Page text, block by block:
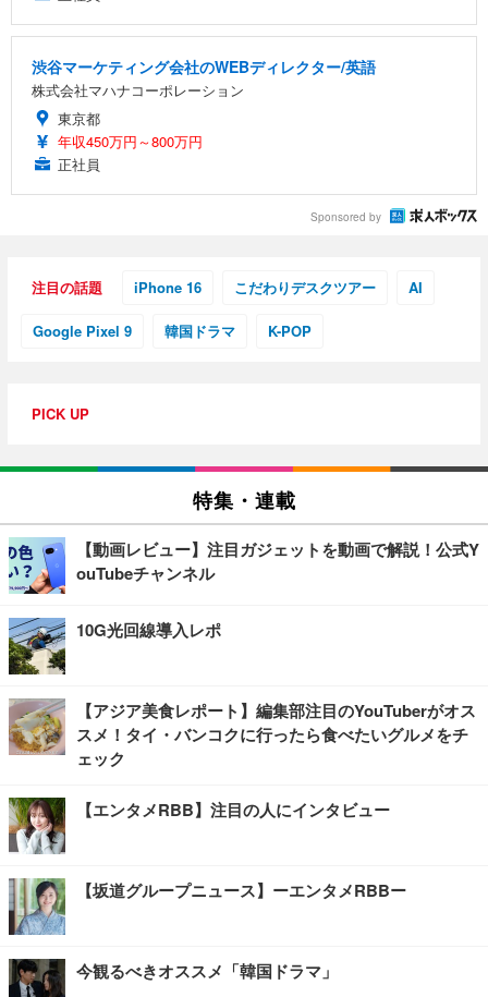
渋谷マーケティング会社のWEBディレクター/英語
株式会社マハナコーポレーション
東京都
年収450万円～800万円
正社員
Sponsored by
注目の話題 iPhone 16 こだわりデスクツアー AI
Google Pixel 9 韓国ドラマ K-POP
PICK UP
特集・連載
【動画レビュー】注目ガジェットを動画で解説！公式Y
ouTubeチャンネル
10G光回線導入レポ
【アジア美食レポート】編集部注目のYouTuberがオス
スメ！タイ・バンコクに行ったら食べたいグルメをチ
ェック
【エンタメRBB】注目の人にインタビュー
【坂道グループニュース】ーエンタメRBBー
今観るべきオススメ「韓国ドラマ」